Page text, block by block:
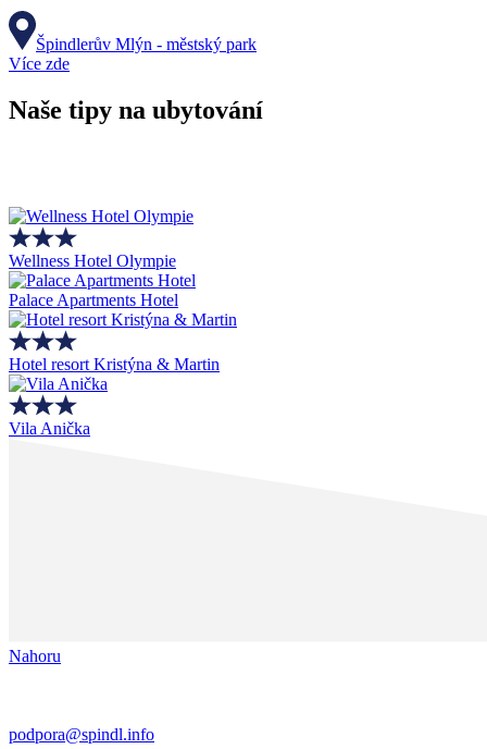
Špindlerův Mlýn - městský park
Více zde
Naše tipy na ubytování
Wellness Hotel Olympie
Palace Apartments Hotel
Hotel resort Kristýna & Martin
Vila Anička
Nahoru
podpora@spindl.info